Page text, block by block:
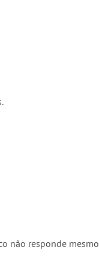
não responde mesmo